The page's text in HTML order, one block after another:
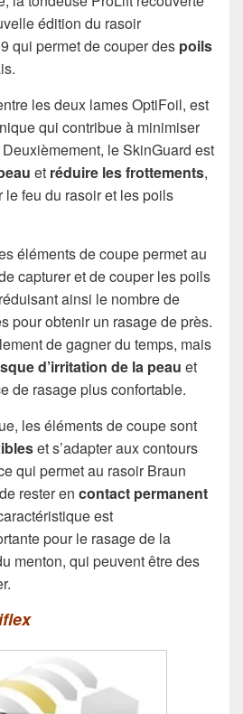
édition du rasoir
qui permet de couper des poils
les deux lames OptiFoil, est
qui contribue à minimiser
le SkinGuard est
et réduire les frottements,
le feu du rasoir et les poils
éléments de coupe permet au
capturer et de couper les poils
ainsi le nombre de
pour obtenir un rasage de près.
de gagner du temps, mais
d’irritation de la peau et
de rasage plus confortable.
les éléments de coupe sont
et s’adapter aux contours
qui permet au rasoir Braun
rester en contact permanent
est
pour le rasage de la
menton, qui peuvent être des